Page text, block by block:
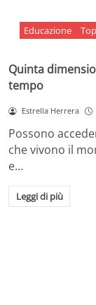
Educazione
Quinta
tempo
Estrella Herrera
Possono
che vivono il
e…
Leggi di più